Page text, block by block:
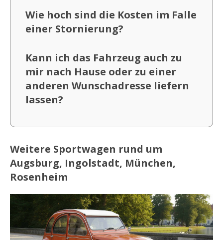
Wie hoch sind die Kosten im Falle
einer Stornierung?
Kann ich das Fahrzeug auch zu
mir nach Hause oder zu einer
anderen Wunschadresse liefern
lassen?
Weitere Sportwagen rund um
Augsburg, Ingolstadt, München,
Rosenheim